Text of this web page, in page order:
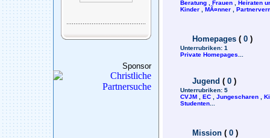
Sponsor
Beratung
Frauen
Heiraten
Kinder
MÃ¤nner
Homepages ( 0 )
Unterrubriken: 1
Private Homepages
Jugend ( 0 )
Unterrubriken: 5
CVJM
EC Jungescharen
Studenten
Mission ( 0 )